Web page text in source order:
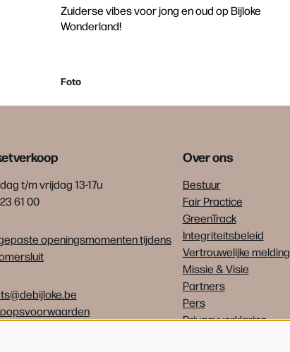
Zuiderse vibes voor jong en oud op Bijloke
Wonderland!
Foto
t/m vrijdag 13-17u
61 00
openingsmomenten tijdens
Over ons
Bestuur
Fair Practice
GreenTrack
Integriteitsbeleid
Vertrouwelijke melding
Missie & Visie
Partners
Pers
Privacyverklaring